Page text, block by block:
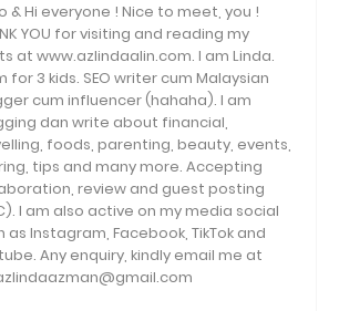
& Hi everyone ! Nice to meet, you !
YOU for visiting and reading my
at www.azlindaalin.com. I am Linda.
for 3 kids. SEO writer cum Malaysian
cum influencer (hahaha). I am
dan write about financial,
foods, parenting, beauty, events,
tips and many more. Accepting
review and guest posting
I am also active on my media social
as Instagram, Facebook, TikTok and
Any enquiry, kindly email me at